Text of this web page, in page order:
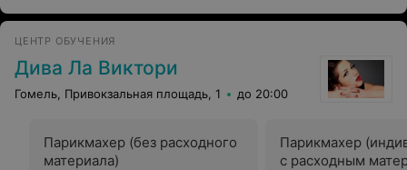
ЦЕНТР ОБУЧЕНИЯ
Дива Ла Виктори
Гомель, Привокзальная площадь, 1 до 20:00
Парикмахер (без расходного
материала)
Парикмахер
с расходным